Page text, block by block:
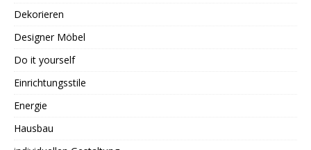
Dekorieren
Designer Möbel
Do it yourself
Einrichtungsstile
Energie
Hausbau